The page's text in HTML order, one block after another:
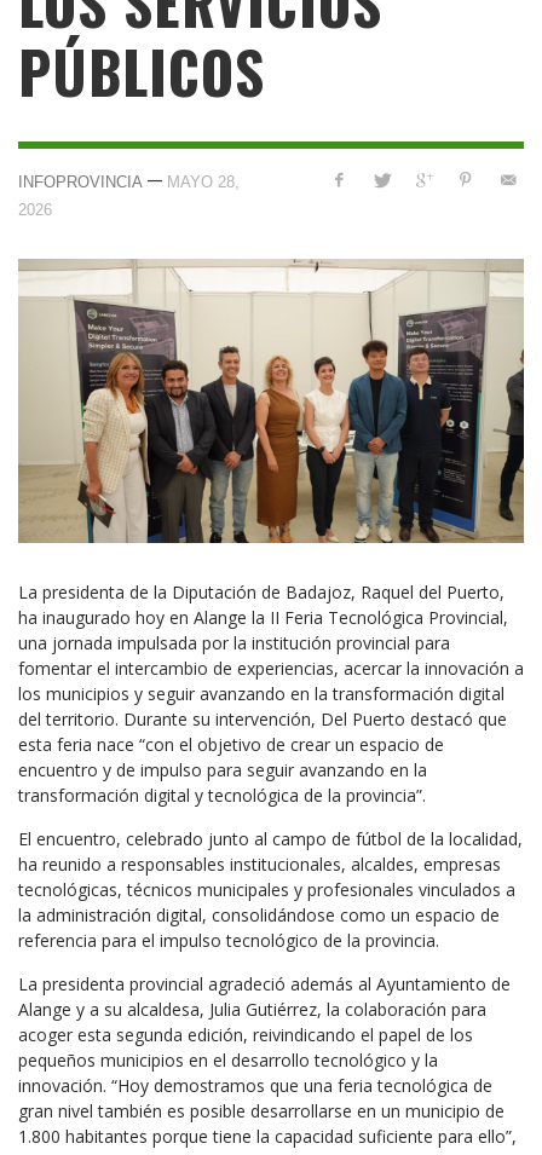
PÚBLICOS
INFOPROVINCIA — MAYO 28,
2026
La presidenta de la Diputación de Badajoz, Raquel del Puerto,
ha inaugurado hoy en Alange la II Feria Tecnológica Provincial,
una jornada impulsada por la institución provincial para
fomentar el intercambio de experiencias, acercar la innovación a
los municipios y seguir avanzando en la transformación digital
del territorio. Durante su intervención, Del Puerto destacó que
esta feria nace “con el objetivo de crear un espacio de
encuentro y de impulso para seguir avanzando en la
transformación digital y tecnológica de la provincia”.
El encuentro, celebrado junto al campo de fútbol de la localidad,
ha reunido a responsables institucionales, alcaldes, empresas
tecnológicas, técnicos municipales y profesionales vinculados a
la administración digital, consolidándose como un espacio de
referencia para el impulso tecnológico de la provincia.
La presidenta provincial agradeció además al Ayuntamiento de
Alange y a su alcaldesa, Julia Gutiérrez, la colaboración para
acoger esta segunda edición, reivindicando el papel de los
pequeños municipios en el desarrollo tecnológico y la
innovación. “Hoy demostramos que una feria tecnológica de
gran nivel también es posible desarrollarse en un municipio de
1.800 habitantes porque tiene la capacidad suficiente para ello”,